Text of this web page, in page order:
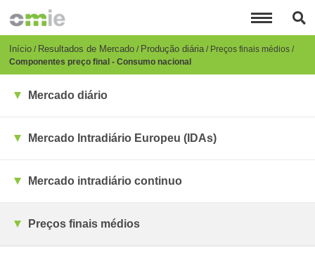
para
conteúdo
principal
Breadcrumb
Início Resultados de Mercado Produção diária Preços finais médios
Componentes preço final - Consumo nacional
Mercado diário
Mercado Intradiário Europeu (IDAs)
Mercado intradiário continuo
Preços finais médios